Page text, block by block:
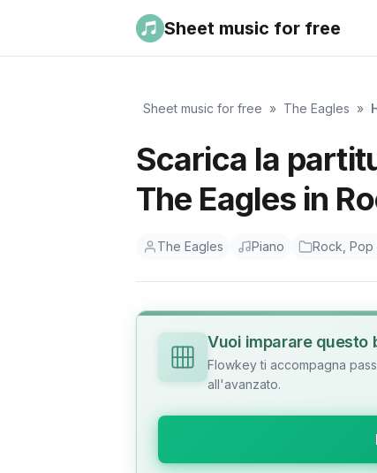
Sheet music for free
Sheet music for free » The Eagles »
Scarica la
The Eagles in
The Eagles Piano Rock, Pop
Vuoi imparare questo
Flowkey ti accompagna
all'avanzato.